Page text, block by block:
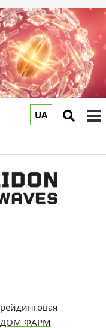
UA
ФАРМ